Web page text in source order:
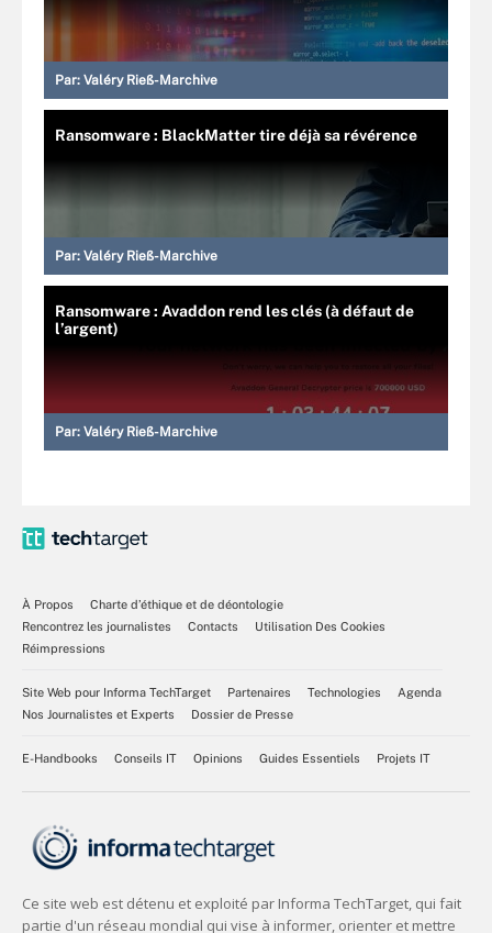
Par: Valéry Rieß-Marchive
Ransomware : BlackMatter tire déjà sa révérence
Par: Valéry Rieß-Marchive
Ransomware : Avaddon rend les clés (à défaut de
l’argent)
Par: Valéry Rieß-Marchive
À Propos
Charte d’éthique et de déontologie
Rencontrez les journalistes
Contacts
Utilisation Des Cookies
Réimpressions
Site Web pour Informa TechTarget Partenaires Technologies
Agenda
Nos Journalistes et Experts
Dossier de Presse
E-Handbooks Conseils IT Opinions Guides Essentiels Projets IT